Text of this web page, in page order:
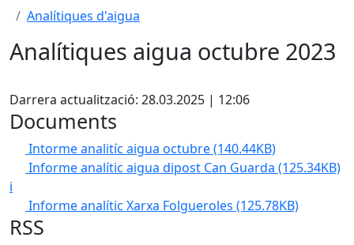
Analítiques d'aigua
Analítiques aigua octubre 2023
Darrera actualització: 28.03.2025 | 12:06
Documents
Intorme analitíc aigua octubre(140.44KB)
Informe analític aigua dipost Can Guarda (125.34KB)
i
Informe analític Xarxa Folgueroles (125.78KB)
RSS